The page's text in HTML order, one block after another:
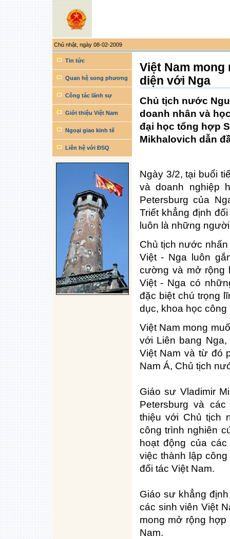
Chủ nhật, ngày 08-02-2009
Công
cụ
việc
cá
Tin tức
Quan hệ song phương
Công tác lãnh sự
Giới thiệu Việt Nam
Ngoại giao kinh tế
Liên hệ với ĐSQ
Việt Nam mong
diện với Nga
Chủ tịch nước
doanh nhân và
đại học tổng hợp
Mikhalovich dẫn
Ngày 3/2, tại buổi
và doanh nghiệp
Petersburg của
Triết khẳng định
luôn là những
Chủ tịch nước
Việt - Nga luôn
cường và mở rộng
Việt - Nga có
đặc biệt chú trọng
dục, khoa học công
Việt Nam mong
với Liên bang
Việt Nam và từ đó
Nam Á, Chủ tịch
Giáo sư Vladimir
Petersburg và
thiệu với Chủ tịch
công trình nghiên
hoạt động của
việc thành lập
đối tác Việt Nam.
Giáo sư khẳng
các sinh viên Việt
mong mở rộng
Nam.